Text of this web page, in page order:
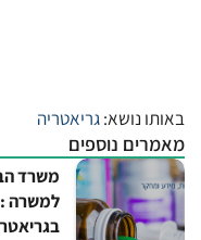
באותו נושא:גריאטריה
מאמרים נוספים
משרד
למשרה :